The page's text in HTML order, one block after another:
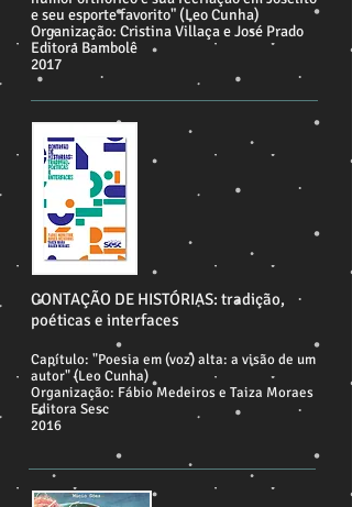
e seu esporte favorito" (Leo Cunha)
Organização: Cristina Villaça e José Prado
Editora Bambolê
2017
CONTAÇÃO DE HISTÓRIAS: tradição,
poéticas e interfaces
Capítulo: "Poesia em (voz) alta: a visão de um
autor" (Leo Cunha)
Organização: Fábio Medeiros e Taiza Moraes
Editora Sesc
2016